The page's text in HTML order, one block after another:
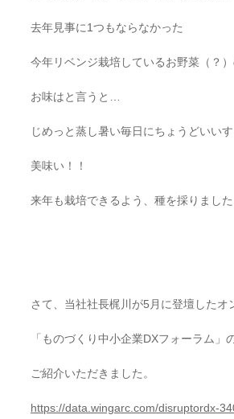
去年見事に1つもならなかった
今年リベンジ栽培しているお野菜（？）
お味はと言うと…
じめっと蒸し暑い毎日にちょうどいい
美味い！！
来年も栽培できるよう、種を採りました
さて、当社社長梶川が5月に登壇したオ
「ものづくり中小企業DXフォーラム」
ご紹介いただきました。
https://data.wingarc.com/disruptordx-